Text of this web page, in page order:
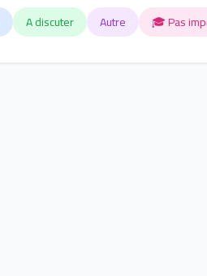
A discuter Autre 🎓 Pas